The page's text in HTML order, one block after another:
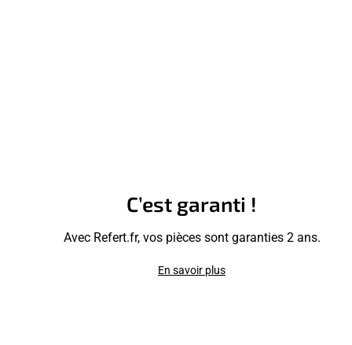
C’est garanti !
Avec Refert.fr, vos pièces sont garanties 2 ans.
En savoir plus